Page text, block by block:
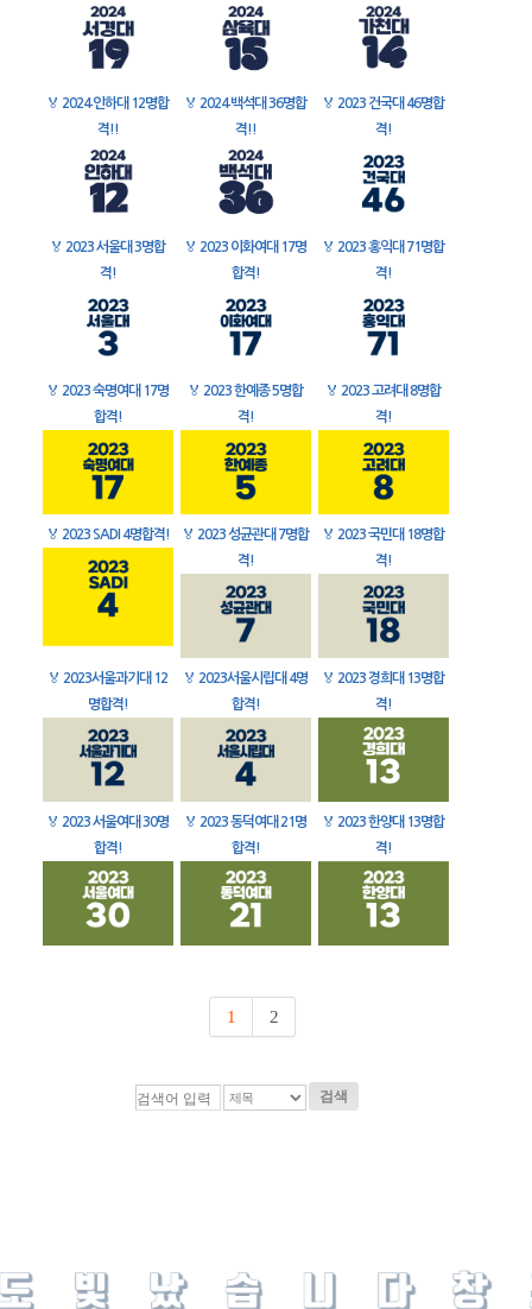
🏅 2024 인하대 12명합
격!!
🏅 2024 백석대 36명합
격!!
🏅 2023 건국대 46명합
격!
🏅 2023 서울대 3명합
격!
🏅 2023 이화여대 17명
합격!
🏅 2023 홍익대 71명합
격!
🏅 2023 숙명여대 17명
합격!
🏅 2023 한예종 5명합
격!
🏅 2023 고려대 8명합
격!
🏅 2023 SADI 4명합격! 🏅 2023 성균관대 7명합
격!
🏅 2023 국민대 18명합
격!
🏅 2023서울과기대 12
명합격!
🏅 2023서울시립대 4명
합격!
🏅 2023 경희대 13명합
격!
🏅 2023 서울여대 30명
합격!
🏅 2023 동덕여대 21명
합격!
🏅 2023 한양대 13명합
격!
1 2
검색